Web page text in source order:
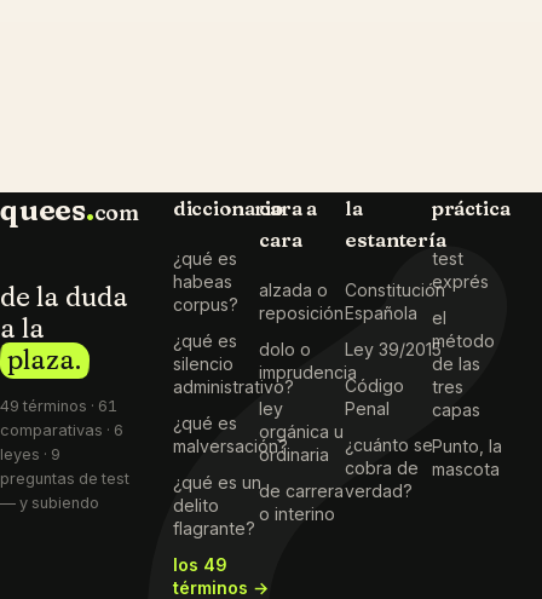
quees.com
de la duda
a la
plaza.
49 términos · 61
comparativas · 6
leyes · 9
preguntas de test
— y subiendo
diccionario
¿qué es
habeas
corpus?
¿qué es
silencio
administrativo?
¿qué es
malversación?
¿qué es un
delito
flagrante?
los 49
términos →
cara a
cara
alzada o
reposición
dolo o
imprudencia
ley
orgánica u
ordinaria
de carrera
o interino
la
estantería
Constitución
Española
Ley 39/2015
Código
Penal
¿cuánto se
cobra de
verdad?
práctica
test
exprés
el
método
de las
tres
capas
Punto, la
mascota